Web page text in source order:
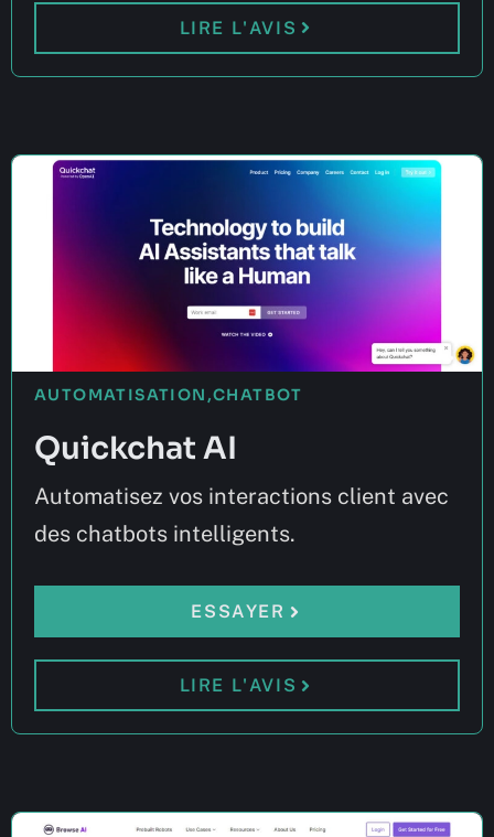
LIRE L'AVIS
AUTOMATISATION ,CHATBOT
Quickchat AI
Automatisez vos interactions client avec
des chatbots intelligents.
ESSAYER
LIRE L'AVIS